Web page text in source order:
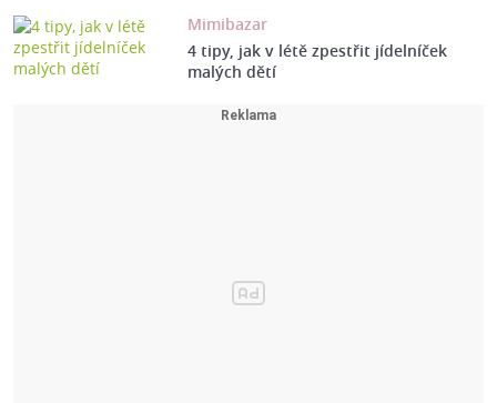
Mimibazar
4 tipy, jak v létě zpestřit jídelníček
malých dětí